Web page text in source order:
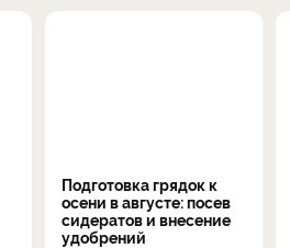
Подготовка грядок к
осени в августе: посев
сидератов и внесение
удобрений